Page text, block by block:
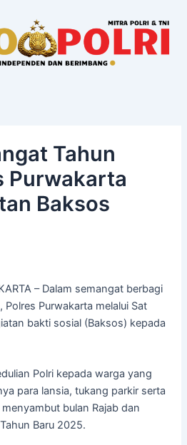
Tahun
Purwakarta
Baksos
– Dalam semangat berbagi
Purwakarta melalui Sat
bakti sosial (Baksos) kepada
Polri kepada warga yang
para lansia, tukang parkir serta
bulan Rajab dan
Baru 2025.